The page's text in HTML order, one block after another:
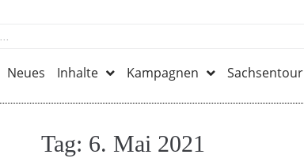
Neues Inhalte Kampagnen Sachsentour
Tag: 6. Mai 2021